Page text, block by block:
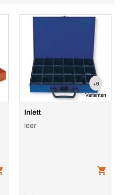
+6
Varianten
Inlett
leer